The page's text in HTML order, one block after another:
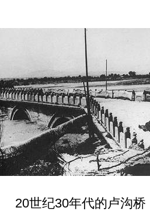
20世纪30年代的卢沟桥